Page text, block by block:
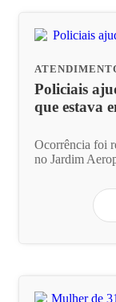
Policiais
que estava
Ocorrência foi
no Jardim